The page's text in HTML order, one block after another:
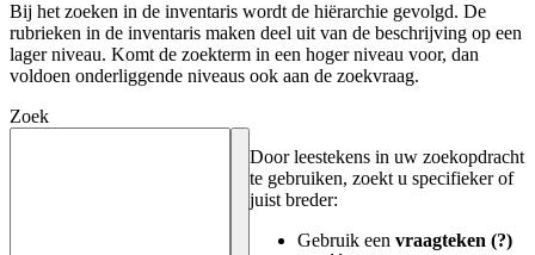
Bij het zoeken in de inventaris wordt de hiërarchie gevolgd. De
rubrieken in de inventaris maken deel uit van de beschrijving op een
lager niveau. Komt de zoekterm in een hoger niveau voor, dan
voldoen onderliggende niveaus ook aan de zoekvraag.
Zoek
Door leestekens in uw zoekopdracht
te gebruiken, zoekt u specifieker of
juist breder:
Gebruik een vraagteken (?)